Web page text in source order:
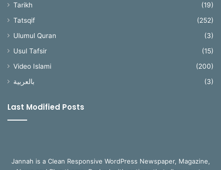
Tarikh
(19)
Tatsqif
(252)
Ulumul Quran
(3)
Usul Tafsir
(15)
Video Islami
(200)
بالعربية
(3)
Last Modified Posts
Jannah is a Clean Responsive WordPress Newspaper, Magazine,